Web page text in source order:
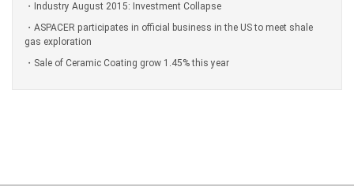
Industry August 2015: Investment Collapse
ASPACER participates in official business in the US to meet shale
gas exploration
Sale of Ceramic Coating grow 1.45% this year